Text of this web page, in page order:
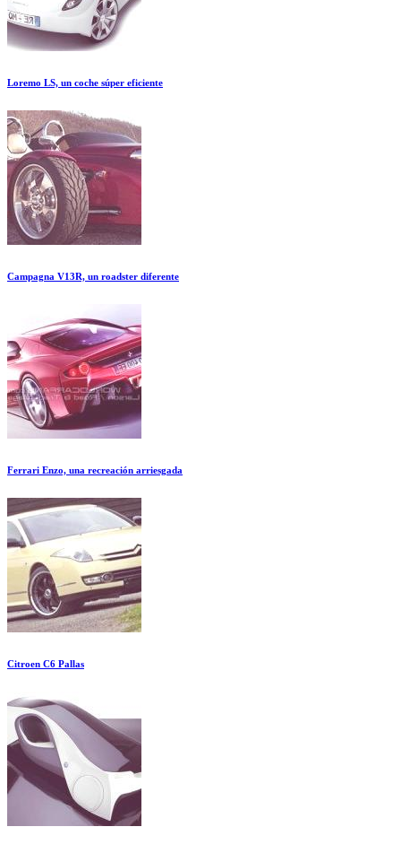
Loremo LS, un coche súper eficiente
Campagna V13R, un roadster diferente
Ferrari Enzo, una recreación arriesgada
Citroen C6 Pallas